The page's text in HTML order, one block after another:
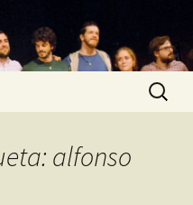
Buscar:
alfonso